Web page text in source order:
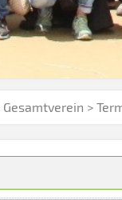
Gesamtverein >